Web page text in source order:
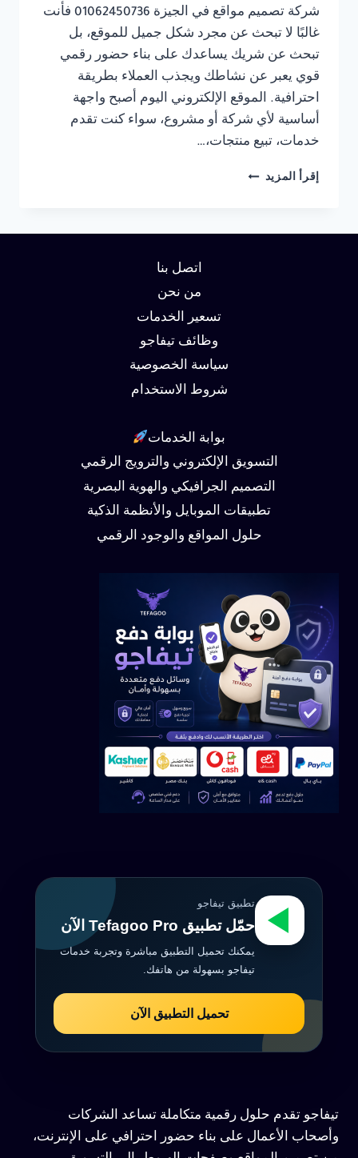
شركة تصميم مواقع في الجيزة 01062450736 فأنت
غالبًا لا تبحث عن مجرد شكل جميل للموقع، بل
تبحث عن شريك يساعدك على بناء حضور رقمي
قوي يعبر عن نشاطك ويجذب العملاء بطريقة
احترافية. الموقع الإلكتروني اليوم أصبح واجهة
أساسية لأي شركة أو مشروع، سواء كنت تقدم
خدمات، تبيع منتجات،…
إقرأ المزيد شركة
اتصل بنا
من نحن
تسعير الخدمات
وظائف تيفاجو
سياسة الخصوصية
شروط الاستخدام
بوابة الخدمات
التسويق الإلكتروني والترويج الرقمي
التصميم الجرافيكي والهوية البصرية
تطبيقات الموبايل والأنظمة الذكية
حلول المواقع والوجود الرقمي
تطبيق تيفاجو
حمّل تطبيق Tefagoo Pro الآن
يمكنك تحميل التطبيق مباشرة وتجربة خدمات
تيفاجو بسهولة من هاتفك.
تحميل التطبيق الآن
تيفاجو تقدم حلول رقمية متكاملة تساعد الشركات
وأصحاب الأعمال على بناء حضور احترافي على الإنترنت،